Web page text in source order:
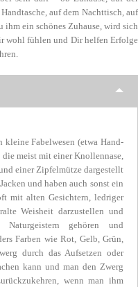
auf dem Nachttisch, auf
ihm ein schönes Zuhause, wird sich
wohl fühlen und Dir helfen Erfolge
Fabelwesen (etwa Hand-
die meist mit einer Knollennase,
einer Zipfelmütze dargestellt
und haben auch sonst ein
mit alten Gesichtern, ledriger
Weisheit darzustellen und
gehören und
Farben wie Rot, Gelb, Grün,
durch das Aufsetzen oder
kann und man den Zwerg
wenn man ihm